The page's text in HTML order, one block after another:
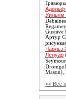
Гравюры
Адольф
Уильям
Артур
Чарльз
Лелуар
Mason),
<< Все